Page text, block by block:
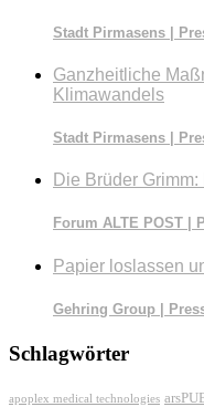
Stadt Pirmasens |
Ganzheitliche
Klimawandels
Stadt Pirmasens |
Die Brüder
Forum ALTE POST |
Papier loslassen
Gehring Group |
Schlagwörter
apoplex medical technologies